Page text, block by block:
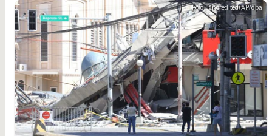
Foto: Uncredited/AP/dpa